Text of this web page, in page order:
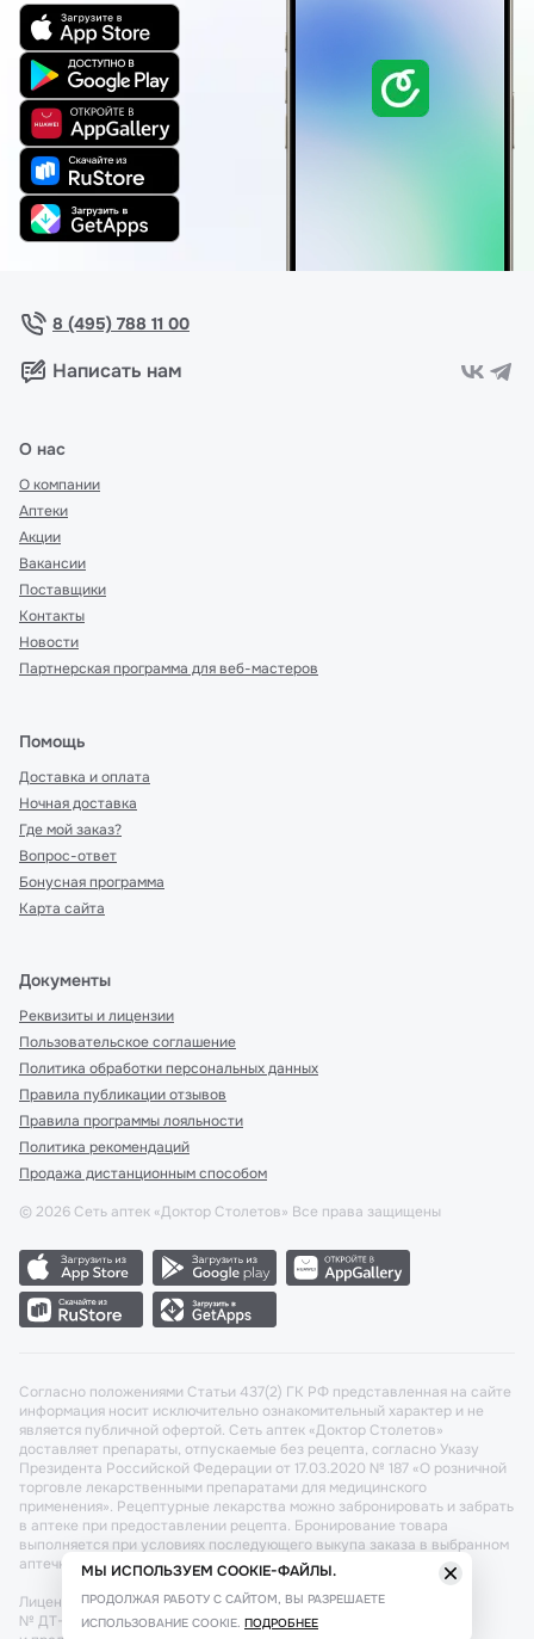
8 (495) 788 11 00
Написать нам
О нас
О компании
Аптеки
Акции
Вакансии
Поставщики
Контакты
Новости
Партнерская программа для веб-мастеров
Помощь
Доставка и оплата
Ночная доставка
Где мой заказ?
Вопрос-ответ
Бонусная программа
Карта сайта
Документы
Реквизиты и лицензии
Пользовательское соглашение
Политика обработки персональных данных
Правила публикации отзывов
Правила программы лояльности
Политика рекомендаций
Продажа дистанционным способом
© 2026 Сеть аптек «Доктор Столетов» Все права защищены
Согласно положениями Статьи 437(2) ГК РФ представленная на сайте
информация носит исключительно ознакомительный характер и не
является публичной офертой. Сеть аптек «Доктор Столетов»
доставляет препараты, отпускаемые без рецепта, согласно Указу
Президента Российской Федерации от 17.03.2020 № 187 «О розничной
торговле лекарственными препаратами для медицинского
применения». Рецептурные лекарства можно забронировать и забрать
в аптеке при предоставлении рецепта. Бронирование товара
выполняется при условиях последующего выкупа заказа в выбранном
аптечном пункте.
Лицензия №: ЛО-77-02-011340 от 22 декабря 2020г. Разрешение
№ ДТ-77-000421 от 25.10.2021 г. Вопросы по заказам, претензии
МЫ ИСПОЛЬЗУЕМ COOKIE-ФАЙЛЫ.
ПРОДОЛЖАЯ РАБОТУ С САЙТОМ, ВЫ РАЗРЕШАЕТЕ
ИСПОЛЬЗОВАНИЕ COOKIE. ПОДРОБНЕЕ